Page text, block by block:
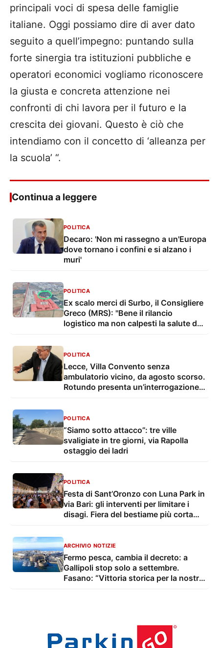
principali voci di spesa delle famiglie
italiane. Oggi possiamo dire di aver dato
seguito a quell’impegno: puntando sulla
forte sinergia tra istituzioni pubbliche e
operatori economici vogliamo riconoscere
la giusta e concreta attenzione nei
confronti di chi lavora per il futuro e la
crescita dei giovani. Questo è ciò che
intendiamo con il concetto di ‘alleanza per
la scuola’ “.
Continua a leggere
POLITICA
Decaro: 'Non mi rassegno a un'Europa
dove tornano i confini e si alzano i
muri'
POLITICA
Ex scalo merci di Surbo, il Consigliere
Greco (MRS): "Bene il rilancio
logistico ma non calpesti la salute dei
POLITICA
Lecce, Villa Convento senza
ambulatorio vicino, da agosto scorso.
Rotundo presenta un’interrogazione e
POLITICA
“Siamo sotto attacco”: tre ville
svaligiate in tre giorni, via Rapolla
ostaggio dei ladri
POLITICA
Festa di Sant’Oronzo con Luna Park in
via Bari: gli interventi per limitare i
disagi. Fiera del bestiame più corta
ARCHIVIO NOTIZIE
Fermo pesca, cambia il decreto: a
Gallipoli stop solo a settembre.
Fasano: “Vittoria storica per la nostra